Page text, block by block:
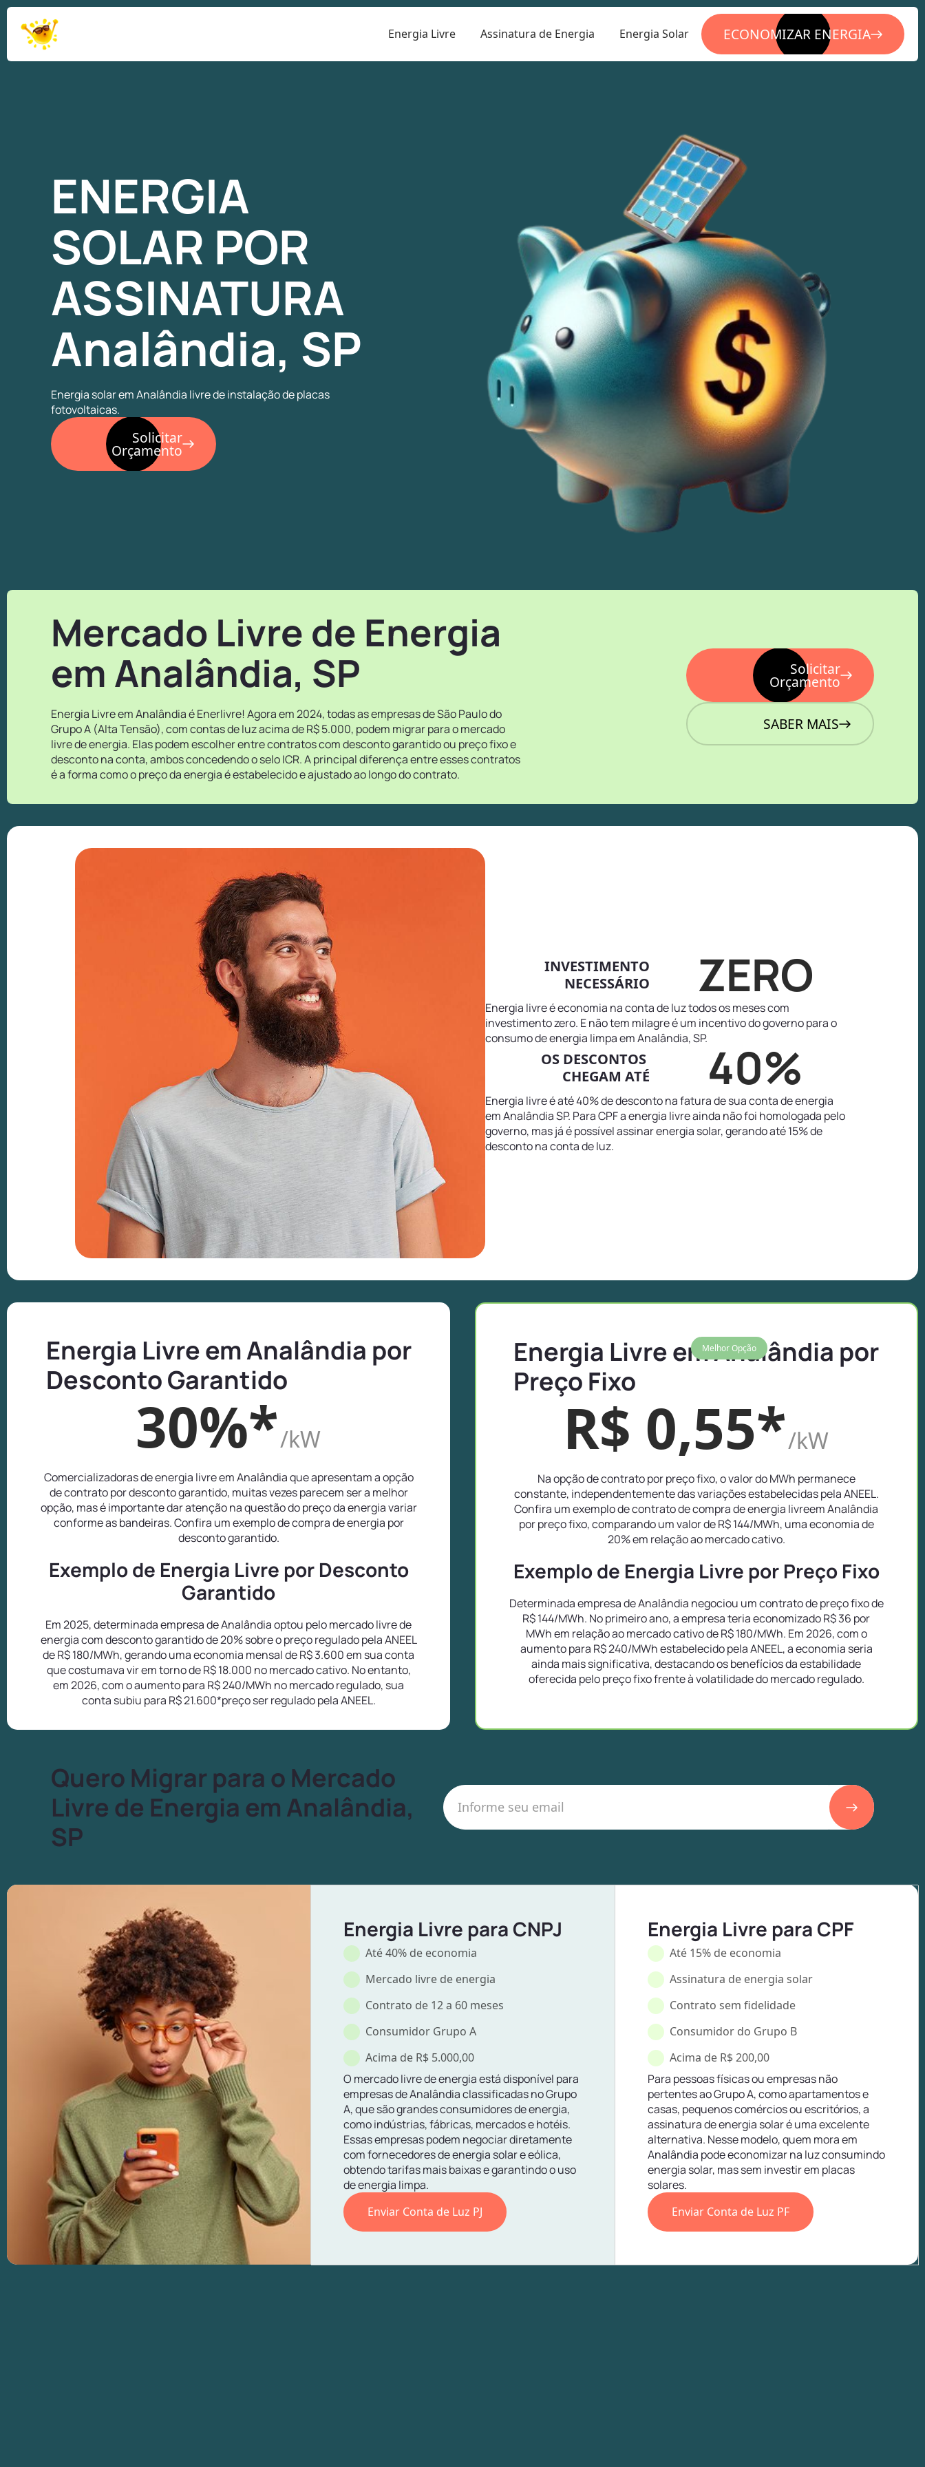
Energia Livre Assinatura de Energia Energia Solar ECONOMIZAR ENERGIA
ENERGIA
SOLAR POR
ASSINATURA
Analândia, SP
Energia solar em Analândia livre de instalação de placas
fotovoltaicas.
Solicitar
Orçamento
Mercado Livre de Energia
em Analândia, SP
Energia Livre em Analândia é Enerlivre! Agora em 2024, todas as empresas de São Paulo do
Grupo A (Alta Tensão), com contas de luz acima de R$ 5.000, podem migrar para o mercado
livre de energia. Elas podem escolher entre contratos com desconto garantido ou preço fixo e
desconto na conta, ambos concedendo o selo ICR. A principal diferença entre esses contratos
é a forma como o preço da energia é estabelecido e ajustado ao longo do contrato.
Solicitar
Orçamento
SABER MAIS
INVESTIMENTO
NECESSÁRIO
ZERO
Energia livre é economia na conta de luz todos os meses com
investimento zero. E não tem milagre é um incentivo do governo para o
consumo de energia limpa em Analândia, SP.
OS DESCONTOS
CHEGAM ATÉ
40%
Energia livre é até 40% de desconto na fatura de sua conta de energia
em Analândia SP. Para CPF a energia livre ainda não foi homologada pelo
governo, mas já é possível assinar energia solar, gerando até 15% de
desconto na conta de luz.
Energia Livre em Analândia por
Desconto Garantido
30%*/kW
Comercializadoras de energia livre em Analândia que apresentam a opção
de contrato por desconto garantido, muitas vezes parecem ser a melhor
opção, mas é importante dar atenção na questão do preço da energia variar
conforme as bandeiras. Confira um exemplo de compra de energia por
desconto garantido.
Exemplo de Energia Livre por Desconto
Garantido
Em 2025, determinada empresa de Analândia optou pelo mercado livre de
energia com desconto garantido de 20% sobre o preço regulado pela ANEEL
de R$ 180/MWh, gerando uma economia mensal de R$ 3.600 em sua conta
que costumava vir em torno de R$ 18.000 no mercado cativo. No entanto,
em 2026, com o aumento para R$ 240/MWh no mercado regulado, sua
conta subiu para R$ 21.600*preço ser regulado pela ANEEL.
Melhor Opção
Energia Livre em Analândia por
Preço Fixo
R$ 0,55*/kW
Na opção de contrato por preço fixo, o valor do MWh permanece
constante, independentemente das variações estabelecidas pela ANEEL.
Confira um exemplo de contrato de compra de energia livreem Analândia
por preço fixo, comparando um valor de R$ 144/MWh, uma economia de
20% em relação ao mercado cativo.
Exemplo de Energia Livre por Preço Fixo
Determinada empresa de Analândia negociou um contrato de preço fixo de
R$ 144/MWh. No primeiro ano, a empresa teria economizado R$ 36 por
MWh em relação ao mercado cativo de R$ 180/MWh. Em 2026, com o
aumento para R$ 240/MWh estabelecido pela ANEEL, a economia seria
ainda mais significativa, destacando os benefícios da estabilidade
oferecida pelo preço fixo frente à volatilidade do mercado regulado.
Quero Migrar para o Mercado
Livre de Energia em Analândia,
SP
Energia Livre para CNPJ
Até 40% de economia
Mercado livre de energia
Contrato de 12 a 60 meses
Consumidor Grupo A
Acima de R$ 5.000,00
O mercado livre de energia está disponível para
empresas de Analândia classificadas no Grupo
A, que são grandes consumidores de energia,
como indústrias, fábricas, mercados e hotéis.
Essas empresas podem negociar diretamente
com fornecedores de energia solar e eólica,
obtendo tarifas mais baixas e garantindo o uso
de energia limpa.
Enviar Conta de Luz PJ
Energia Livre para CPF
Até 15% de economia
Assinatura de energia solar
Contrato sem fidelidade
Consumidor do Grupo B
Acima de R$ 200,00
Para pessoas físicas ou empresas não
pertentes ao Grupo A, como apartamentos e
casas, pequenos comércios ou escritórios, a
assinatura de energia solar é uma excelente
alternativa. Nesse modelo, quem mora em
Analândia pode economizar na luz consumindo
energia solar, mas sem investir em placas
solares.
Enviar Conta de Luz PF